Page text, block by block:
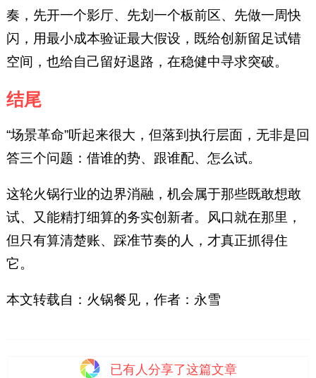
奏，先开一个影厅、先划一个板前区、先做一周快
闪，用最小成本验证最大假设，既给创新留足试错
空间，也给自己留好退路，在稳健中寻求突破。
结尾
“场景革命”听起来很大，但落到执行层面，无非是回
答三个问题：借谁的势、跟谁配、怎么试。
这轮火锅行业的边界消融，机会属于那些既敢想敢
试、又能精打细算的务实创新者。风口就在那里，
但只有算清楚账、踩准节奏的人，才真正抓得住
它。
本文转载自：火锅餐见，作者：永雪
已有人分享了这篇文章